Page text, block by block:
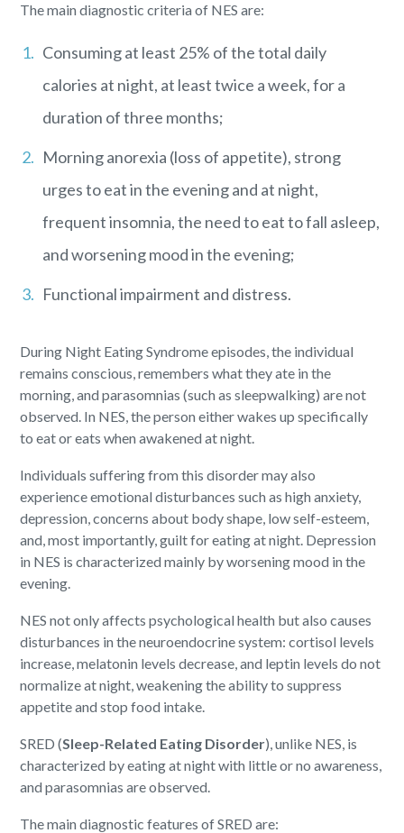
The main diagnostic criteria of NES are:
Consuming at least 25% of the total daily
calories at night, at least twice a week, for a
duration of three months;
Morning anorexia (loss of appetite), strong
urges to eat in the evening and at night,
frequent insomnia, the need to eat to fall asleep,
and worsening mood in the evening;
Functional impairment and distress.
During Night Eating Syndrome episodes, the individual
remains conscious, remembers what they ate in the
morning, and parasomnias (such as sleepwalking) are not
observed. In NES, the person either wakes up specifically
to eat or eats when awakened at night.
Individuals suffering from this disorder may also
experience emotional disturbances such as high anxiety,
depression, concerns about body shape, low self-esteem,
and, most importantly, guilt for eating at night. Depression
in NES is characterized mainly by worsening mood in the
evening.
NES not only affects psychological health but also causes
disturbances in the neuroendocrine system: cortisol levels
increase, melatonin levels decrease, and leptin levels do not
normalize at night, weakening the ability to suppress
appetite and stop food intake.
SRED (Sleep-Related Eating Disorder), unlike NES, is
characterized by eating at night with little or no awareness,
and parasomnias are observed.
The main diagnostic features of SRED are: